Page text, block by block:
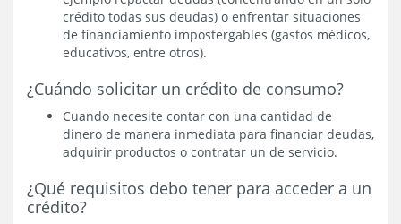
crédito todas sus deudas) o enfrentar situaciones
de financiamiento impostergables (gastos médicos,
educativos, entre otros).
¿Cuándo solicitar un crédito de consumo?
Cuando necesite contar con una cantidad de
dinero de manera inmediata para financiar deudas,
adquirir productos o contratar un de servicio.
¿Qué requisitos debo tener para acceder a un
crédito?